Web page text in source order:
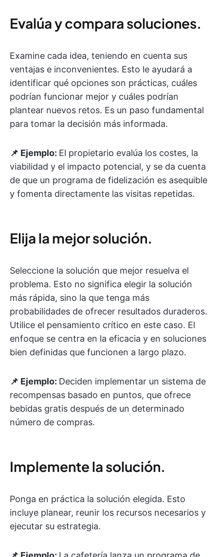
Evalúa y compara soluciones.
Examine cada idea, teniendo en cuenta sus
ventajas e inconvenientes. Esto le ayudará a
identificar qué opciones son prácticas, cuáles
podrían funcionar mejor y cuáles podrían
plantear nuevos retos. Es un paso fundamental
para tomar la decisión más informada.
📌 Ejemplo: El propietario evalúa los costes, la
viabilidad y el impacto potencial, y se da cuenta
de que un programa de fidelización es asequible
y fomenta directamente las visitas repetidas.
Elija la mejor solución.
Seleccione la solución que mejor resuelva el
problema. Esto no significa elegir la solución
más rápida, sino la que tenga más
probabilidades de ofrecer resultados duraderos.
Utilice el pensamiento crítico en este caso. El
enfoque se centra en la eficacia y en soluciones
bien definidas que funcionen a largo plazo.
📌 Ejemplo: Deciden implementar un sistema de
recompensas basado en puntos, que ofrece
bebidas gratis después de un determinado
número de compras.
Implemente la solución.
Ponga en práctica la solución elegida. Esto
incluye planear, reunir los recursos necesarios y
ejecutar su estrategia.